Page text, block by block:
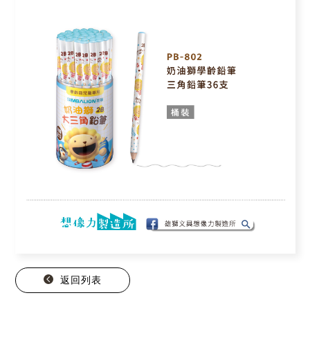
返回列表